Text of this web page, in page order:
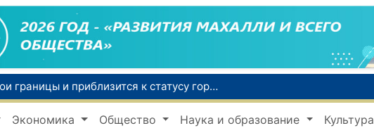
Самарканд расширит свои границы и приблизится к статусу города-миллионника
С 1 сентября пассажиры должны будут оплачивать проезд сразу при посадке в автобус
В Сурхандарье пресечена деятельность подпольной группы, планировавшей теракты и выезд в Сирию
Экономика Общество Наука и образование Культура